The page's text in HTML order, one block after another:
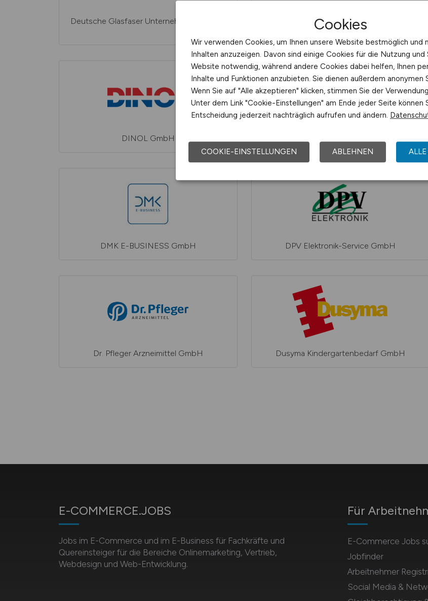
Deutsche Glasfaser Unternehmensgruppe Deutsche Umwelthilfe e.V.
DINOL GmbH
DMK E-BUSINESS GmbH DPV Elektronik-Service GmbH
Dr. Pfleger Arzneimittel GmbH Dusyma Kindergartenbedarf GmbH
E-COMMERCE.JOBS
Jobs im E-Commerce und im E-Business für Fachkräfte und
Quereinsteiger für die Bereiche Onlinemarketing, Vertrieb,
Webdesign und Web-Entwicklung.
Für
E-Commerce Jobs
Jobfinder
Arbeitnehmer
Social Media &
Cookies
Wir verwenden Cookies, um Ihnen unsere Website bestmöglich und
Inhalten anzuzeigen. Davon sind einige Cookies für die Nutzung und
Website notwendig, während andere Cookies dabei helfen, Ihnen
Inhalte und Funktionen anzubieten. Sie dienen außerdem anonymen
Wenn Sie auf "Alle akzeptieren" klicken, stimmen Sie der
Unter dem Link "Cookie-Einstellungen" am Ende jeder Seite können
Entscheidung jederzeit nachträglich aufrufen und ändern.
COOKIE-EINSTELLUNGEN ABLEHNEN